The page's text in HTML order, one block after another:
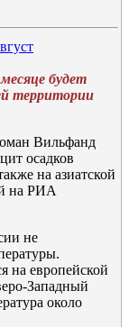
будет
территории
Вильфанд
осадков
на азиатской
на РИА
не
на европейской
Западный
около